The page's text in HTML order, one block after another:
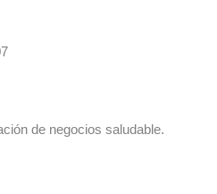
de negocios saludable.